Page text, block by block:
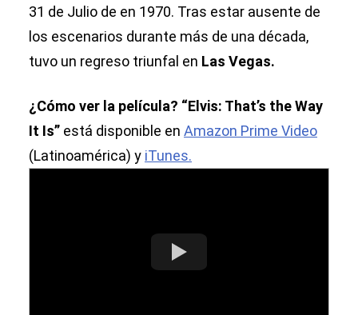
31 de Julio de en 1970. Tras estar ausente de
los escenarios durante más de una década,
tuvo un regreso triunfal en Las Vegas.
¿Cómo ver la película? “Elvis: That’s the Way
It Is” está disponible en Amazon Prime Video
(Latinoamérica) y iTunes.